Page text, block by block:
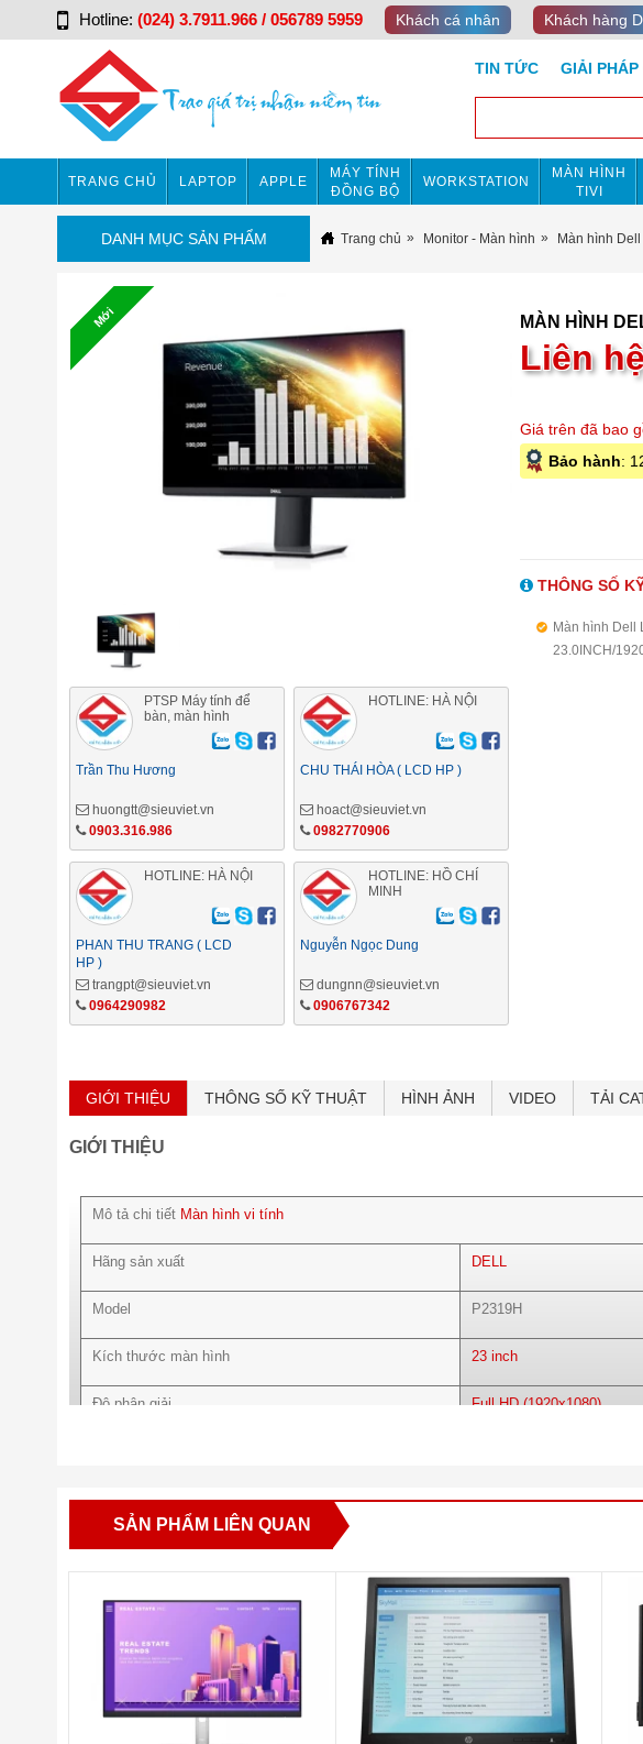
Hotline: (024) 3.7911.966 / 056789 5959 Khách cá nhân Khách hàng
TIN TỨC GIẢI PHÁP
TRANG CHỦ LAPTOP APPLE
MÁY TÍNH
ĐỒNG BỘ
WORKSTATION
MÀN HÌNH
TIVI
DANH MỤC SẢN PHẨM Trang chủ Monitor - Màn hình Màn hình
Mới
PTSP Máy tính để
bàn, màn hình
Trần Thu Hương
huongtt@sieuviet.vn
0903.316.986
HOTLINE: HÀ NỘI
CHU THÁI HÒA ( LCD HP )
hoact@sieuviet.vn
0982770906
HOTLINE: HÀ NỘI
PHAN THU TRANG ( LCD
HP )
trangpt@sieuviet.vn
0964290982
HOTLINE: HỒ CHÍ
MINH
Nguyễn Ngọc Dung
dungnn@sieuviet.vn
0906767342
MÀN HÌNH
Liên
Giá trên đã bao
Bảo hành:
THÔNG SỐ
Màn hình Dell
23.0INCH/
GIỚI THIỆU THÔNG SỐ KỸ THUẬT HÌNH ẢNH VIDEO TẢI
GIỚI THIỆU
Mô tả chi tiết Màn hình vi tính
Hãng sản xuất DELL
Model P2319H
Kích thước màn hình 23 inch
Độ phân giải Full HD (1920x1080)
Tấm nền màn hình IPS
16.7 triệu màu
Độ tương phản
1 x DisplayPort version 1.2
SẢN PHẨM LIÊN QUAN